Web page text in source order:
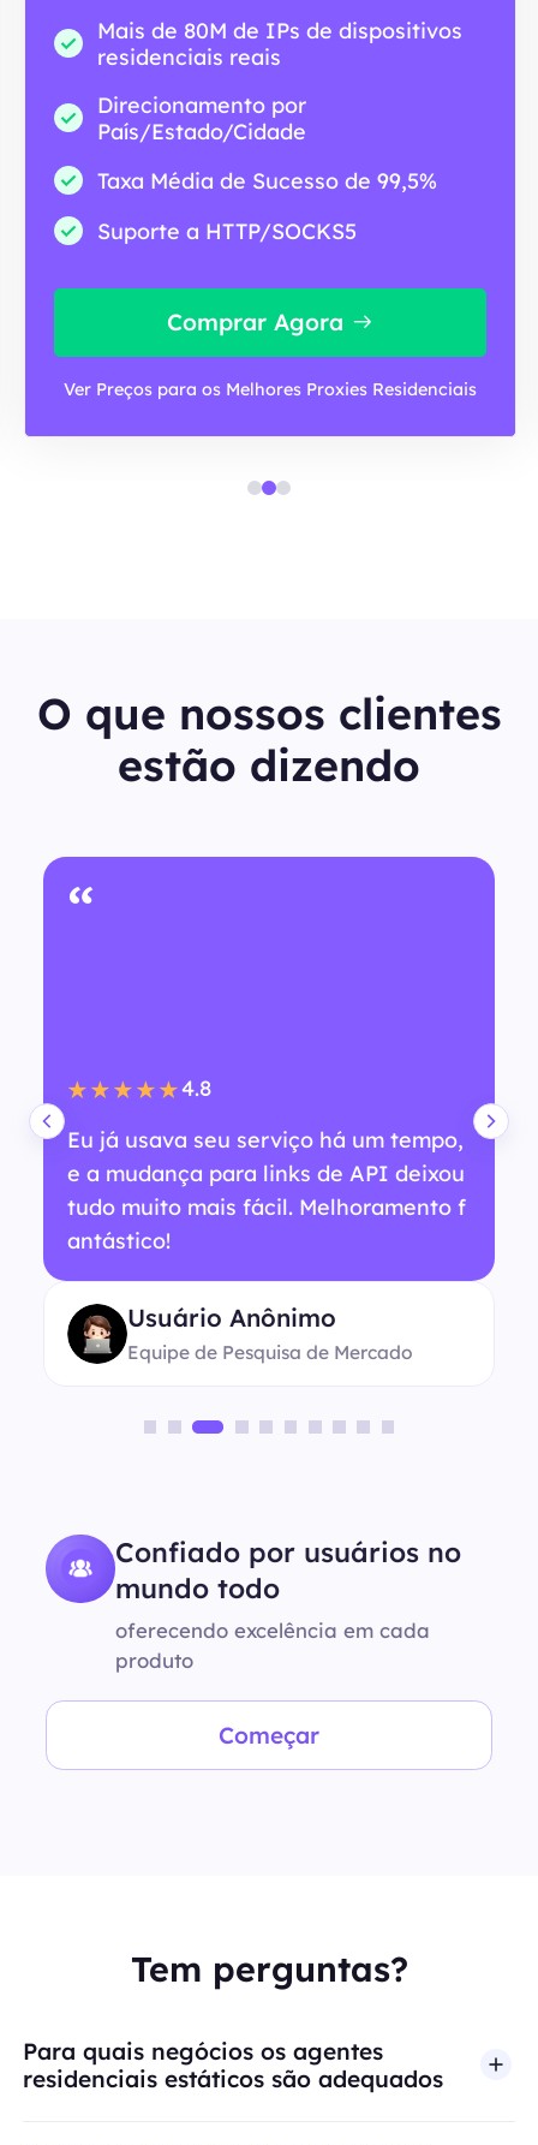
Mais de 80M de IPs de dispositivos
residenciais reais
Direcionamento por
País/Estado/Cidade
Taxa Média de Sucesso de 99,5%
Suporte a HTTP/SOCKS5
Comprar Agora
Ver Preços para os Melhores Proxies Residenciais
O que nossos clientes
estão dizendo
“
★★★★★4.8
Eu já usava seu serviço há um tempo,
e a mudança para links de API deixou
tudo muito mais fácil. Melhoramento f
antástico!
Usuário Anônimo
Equipe de Pesquisa de Mercado
Confiado por usuários no
mundo todo
oferecendo excelência em cada
produto
Começar
Tem perguntas?
Para quais negócios os agentes
residenciais estáticos são adequados